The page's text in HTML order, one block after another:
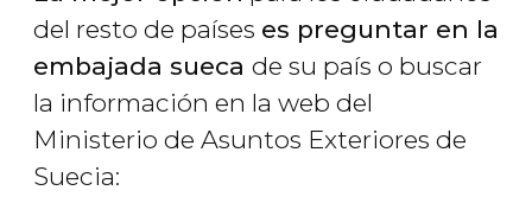
del resto de países es preguntar en la
embajada sueca de su país o buscar
la información en la web del
Ministerio de Asuntos Exteriores de
Suecia: